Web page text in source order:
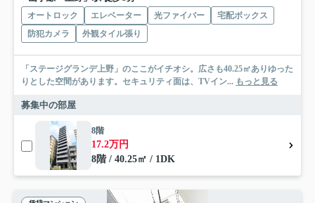
オートロック エレベーター 光ファイバー
宅配ボックス
防犯カメラ
外観タイル張り
「ステージグランデ上野」のここがイチオシ。広さも40.25㎡ありゆった
りとした空間があります。セキュリティ面は、TVイン... もっと見る
募集中の部屋
8階
17.2万円
8階 / 40.25㎡ / 1DK